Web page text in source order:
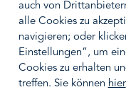
Zum Merkzettel
auch von
alle Cookies zu
navigieren; oder
Einstellungen“, um
Cookies zu erhalten
treffen. Sie können hier